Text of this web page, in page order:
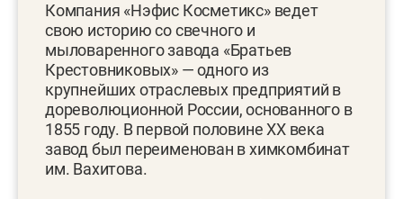
Компания «Нэфис Косметикс» ведет
свою историю со свечного и
мыловаренного завода «Братьев
Крестовниковых» — одного из
крупнейших отраслевых предприятий в
дореволюционной России, основанного в
1855 году. В первой половине XX века
завод был переименован в химкомбинат
им. Вахитова.